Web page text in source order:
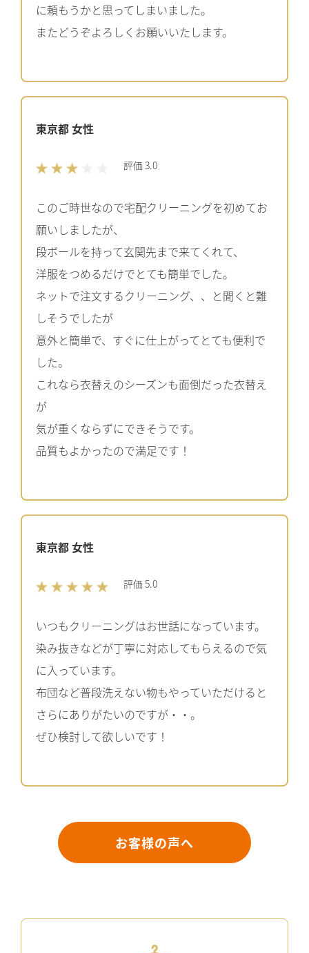
に頼もうかと思ってしまいました。
またどうぞよろしくお願いいたします。
東京都 女性
評価 3.0
このご時世なので宅配クリーニングを初めてお
願いしましたが、
段ボールを持って玄関先まで来てくれて、
洋服をつめるだけでとても簡単でした。
ネットで注文するクリーニング、、と聞くと難
しそうでしたが
意外と簡単で、すぐに仕上がってとても便利で
した。
これなら衣替えのシーズンも面倒だった衣替え
が
気が重くならずにできそうです。
品質もよかったので満足です！
東京都 女性
評価 5.0
いつもクリーニングはお世話になっています。
染み抜きなどが丁寧に対応してもらえるので気
に入っています。
布団など普段洗えない物もやっていただけると
さらにありがたいのですが・・。
ぜひ検討して欲しいです！
お客様の声へ